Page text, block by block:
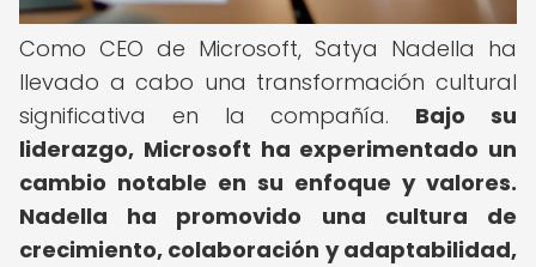
Como CEO de Microsoft, Satya Nadella ha
llevado a cabo una transformación cultural
significativa en la compañía. Bajo su
liderazgo, Microsoft ha experimentado un
cambio notable en su enfoque y valores.
Nadella ha promovido una cultura de
crecimiento, colaboración y adaptabilidad,